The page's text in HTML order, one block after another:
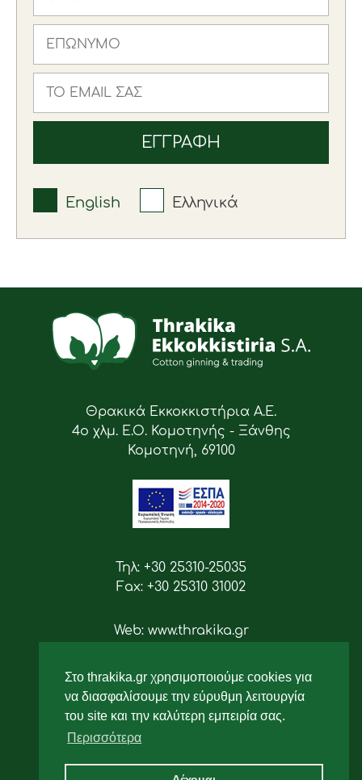
Στο thrakika.gr χρησιμοποιούμε cookies για
να διασφαλίσουμε την εύρυθμη λειτουργία
του site και την καλύτερη εμπειρία σας.
Περισσότερα
English Ελληνικά
Θρακικά Εκκοκκιστήρια Α.Ε.
4ο χλμ. Ε.Ο. Κομοτηνής - Ξάνθης
Κομοτηνή, 69100
Τηλ: +30 25310-25035
Fax: +30 25310 31002
Web: www.thrakika.gr
Ακολουθήστε μας